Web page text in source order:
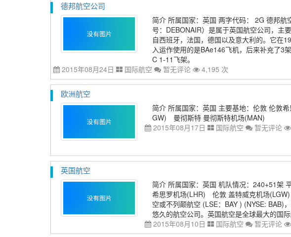
德邦航空公司
简介 所属国家：英国 两字代码： 2G 德邦航
号：DEBONAIR）是属于英国航空公司，主
自西班牙，法国，德国以及意大利的。它在
入运作使用的是BAe146飞机，后来补充了3
C 1-11飞架。
2015年08月24日
国际航空 暂无评论 4,195 次
欧洲航空
简介 所属国家：英国 主要基地：伦敦 伦敦
GW) 曼彻斯特 曼彻斯特机场(MAN)
2015年08月17日
国际航空 暂无评论
英国航空
简介 所属国家：英国 机队情况：240+51架
希思罗机场(LHR) 伦敦 盖特威克机场
空或不列颠航空 (LSE：BAY ) (NYSE: BAB)
悠久的航空公司。英国航空是全球最大的国
2015年08月10日
国际航空 暂无评论